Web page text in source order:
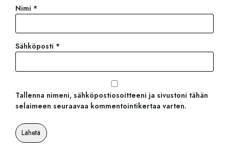
Nimi *
Sähköposti *
Tallenna nimeni, sähköpostiosoitteeni ja sivustoni tähän
selaimeen seuraavaa kommentointikertaa varten.